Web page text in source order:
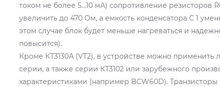
током не более 5...10 мА) сопротивление резисторов
увеличить до 470 Ом, а емкость конденсатора С 1
этом случае блок будет меньше нагреваться и
повысится).
Кроме КТ3130А (VT2), в устройстве можно применить
серии, а также серии КТ3102 или зарубежного
характеристиками (например BCW60D).